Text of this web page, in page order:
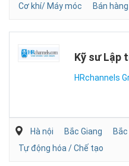
Cơ khí/ Máy móc
Bán
Kỹ sư Lập
HRchannels
Hà nội Bắc Giang
Tự động hóa / Chế tạo